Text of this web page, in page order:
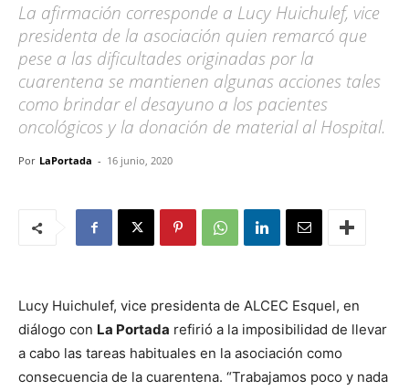
La afirmación corresponde a Lucy Huichulef, vice
presidenta de la asociación quien remarcó que
pese a las dificultades originadas por la
cuarentena se mantienen algunas acciones tales
como brindar el desayuno a los pacientes
oncológicos y la donación de material al Hospital.
Por LaPortada - 16 junio, 2020
Lucy Huichulef, vice presidenta de ALCEC Esquel, en
diálogo con La Portada refirió a la imposibilidad de llevar
a cabo las tareas habituales en la asociación como
consecuencia de la cuarentena. “Trabajamos poco y nada